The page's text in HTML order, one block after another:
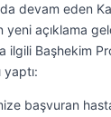
devam eden
yeni açıklama
ilgili Başhekim
yaptı:
başvuran